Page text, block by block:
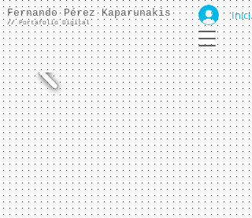
Fernando Pérez Kaparunakis
// Portafolio Digital